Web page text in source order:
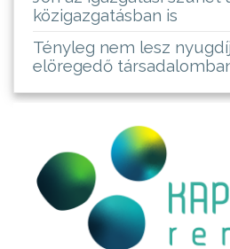
közigazgatásban is
Tényleg nem lesz
elöregedő